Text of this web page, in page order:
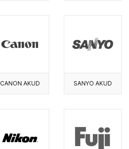
CANON AKUD SANYO AKUD